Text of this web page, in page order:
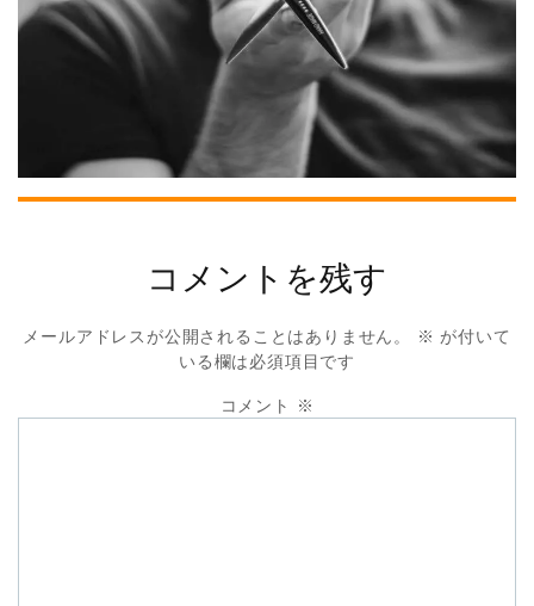
コメントを残す
メールアドレスが公開されることはありません。 ※ が付いて
いる欄は必須項目です
コメント ※